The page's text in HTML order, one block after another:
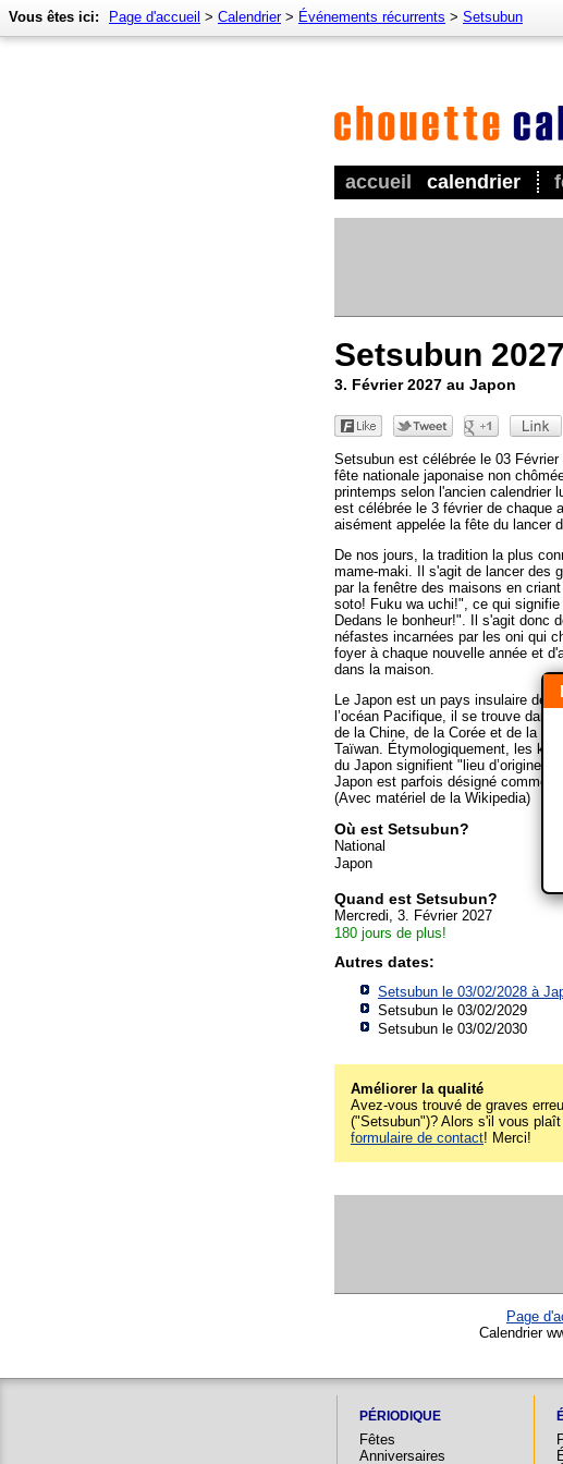
accueil calendrier
Vous êtes ici: Page d'accueil > Calendrier> Événements récurrents > Setsubun
Setsubun 2027
3. Février 2027 au Japon
Setsubun est célébrée le 03
fête nationale japonaise non
printemps selon l'ancien calendrier
est célébrée le 3 février de chaque
aisément appelée la fête du lancer
De nos jours, la tradition la plus
mame-maki. Il s'agit de lancer des
par la fenêtre des maisons en
soto! Fuku wa uchi!", ce qui
Dedans le bonheur!". Il s'agit donc
néfastes incarnées par les oni qui
foyer à chaque nouvelle année et
dans la maison.
Le Japon est un pays insulaire de
l’océan Pacifique, il se trouve dans
de la Chine, de la Corée et de la
Taïwan. Étymologiquement, les
du Japon signifient "lieu d’origine
Japon est parfois désigné comme
(Avec matériel de la Wikipedia)
Où est Setsubun?
National
Japon
Quand est Setsubun?
Mercredi, 3. Février 2027
180 jours de plus!
Autres dates:
Setsubun le 03/02/2028 à
Setsubun le 03/02/2029
Setsubun le 03/02/2030
Améliorer la qualité
Avez-vous trouvé de graves
("Setsubun")? Alors s'il vous
formulaire de contact! Merci!
Page
Calendrier
PÉRIODIQUE
Fêtes
Anniversaires